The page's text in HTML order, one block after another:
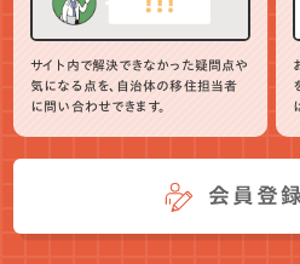
サイト内で解決できなかった疑問点や
気になる点を、自治体の移住担当者
に問い合わせできます。
会員登